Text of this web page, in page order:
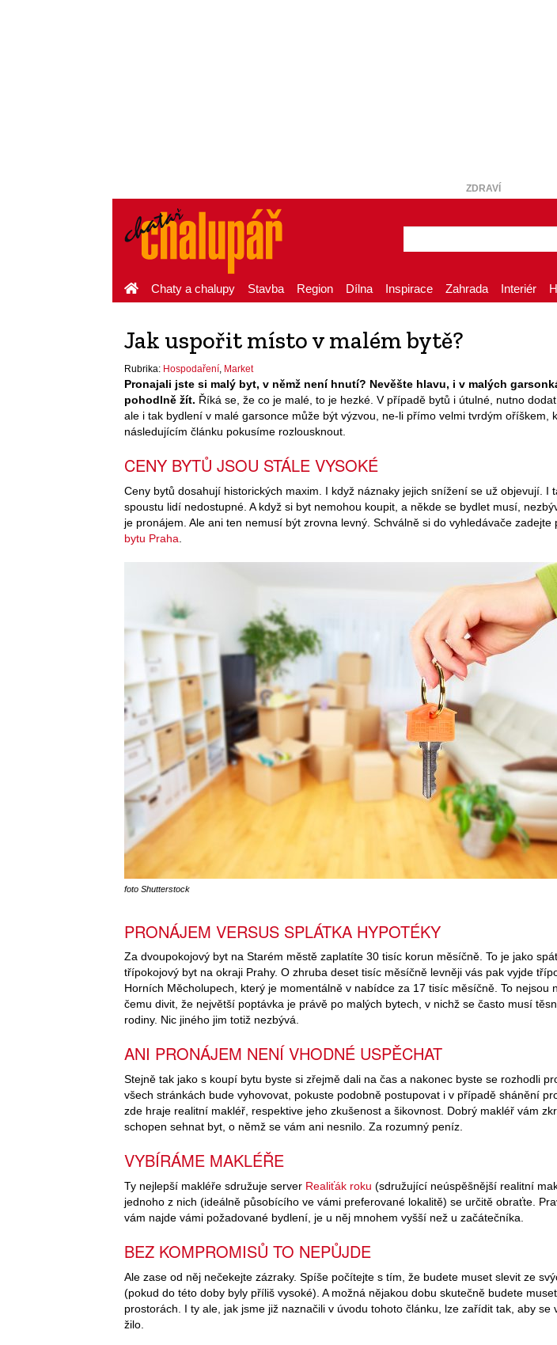
ZDRAVÍ
Chaty a chalupy Stavba Region Dílna Inspirace Zahrada Interiér
Jak uspořit místo v malém bytě?
Rubrika: Hospodaření Market
Pronajali jste si malý byt, v němž není hnutí? Nevěšte hlavu, i v malých
pohodlně žít. Říká se, že co je malé, to je hezké. V případě bytů i útulné, nutno
ale i tak bydlení v malé garsonce může být výzvou, ne-li přímo velmi tvrdým oříškem,
následujícím článku pokusíme rozlousknout.
CENY BYTŮ JSOU STÁLE VYSOKÉ
Ceny bytů dosahují historických maxim. I když náznaky jejich snížení se už objevují. I
spoustu lidí nedostupné. A když si byt nemohou koupit, a někde se bydlet musí,
je pronájem. Ale ani ten nemusí být zrovna levný. Schválně si do vyhledávače zadejte
bytu Praha
foto Shutterstock
PRONÁJEM VERSUS SPLÁTKA HYPOTÉKY
Za dvoupokojový byt na Starém městě zaplatíte 30 tisíc korun měsíčně. To je jako
třípokojový byt na okraji Prahy. O zhruba deset tisíc měsíčně levněji vás pak vyjde
Horních Měcholupech, který je momentálně v nabídce za 17 tisíc měsíčně. To nejsou
čemu divit, že největší poptávka je právě po malých bytech, v nichž se často musí
rodiny. Nic jiného jim totiž nezbývá.
ANI PRONÁJEM NENÍ VHODNÉ USPĚCHAT
Stejně tak jako s koupí bytu byste si zřejmě dali na čas a nakonec byste se rozhodli
všech stránkách bude vyhovovat, pokuste podobně postupovat i v případě shánění
zde hraje realitní makléř, respektive jeho zkušenost a šikovnost. Dobrý makléř vám
schopen sehnat byt, o němž se vám ani nesnilo. Za rozumný peníz.
VYBÍRÁME MAKLÉŘE
Ty nejlepší makléře sdružuje server Realiťák roku (sdružující neúspěšnější realitní
jednoho z nich (ideálně působícího ve vámi preferované lokalitě) se určitě obraťte.
vám najde vámi požadované bydlení, je u něj mnohem vyšší než u začátečníka.
BEZ KOMPROMISŮ TO NEPŮJDE
Ale zase od něj nečekejte zázraky. Spíše počítejte s tím, že budete muset slevit ze
(pokud do této doby byly příliš vysoké). A možná nějakou dobu skutečně budete
prostorách. I ty ale, jak jsme již naznačili v úvodu tohoto článku, lze zařídit tak, aby se
žilo.